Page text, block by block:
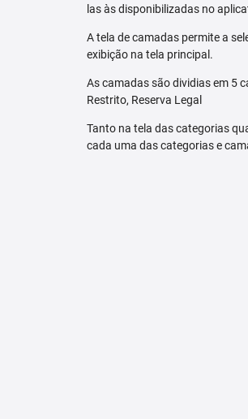
las às disponibilizadas no
A tela de camadas permite a
exibição na tela principal.
As camadas são dividias em 5
Restrito, Reserva Legal
Tanto na tela das categorias
cada uma das categorias e